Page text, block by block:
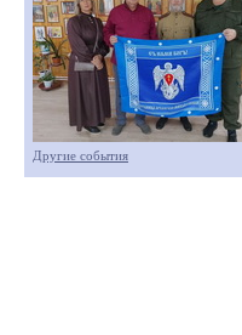
Другие события